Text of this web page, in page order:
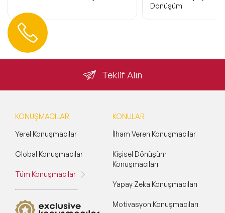
Dönüşüm
Teklif Alın
Hemen Ulaşın
KONUŞMACILAR
Yerel Konuşmacılar
Global Konuşmacılar
Tüm Konuşmacılar
KONULAR
İlham Veren Konuşmacılar
Kişisel Dönüşüm
Konuşmacıları
Yapay Zeka Konuşmacıları
Motivasyon Konuşmacıları